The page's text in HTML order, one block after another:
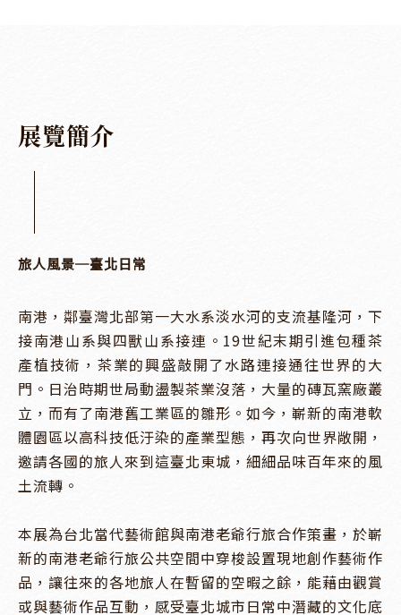
展覽簡介
旅人風景─臺北日常
南港，鄰臺灣北部第一大水系淡水河的支流基隆河，下
接南港山系與四獸山系接連。19世紀末期引進包種茶
產植技術，茶業的興盛敲開了水路連接通往世界的大
門。日治時期世局動盪製茶業沒落，大量的磚瓦窯廠叢
立，而有了南港舊工業區的雛形。如今，嶄新的南港軟
體園區以高科技低汙染的產業型態，再次向世界敞開，
邀請各國的旅人來到這臺北東城，細細品味百年來的風
土流轉。
本展為台北當代藝術館與南港老爺行旅合作策畫，於嶄
新的南港老爺行旅公共空間中穿梭設置現地創作藝術作
品，讓往來的各地旅人在暫留的空暇之餘，能藉由觀賞
或與藝術作品互動，感受臺北城市日常中潛藏的文化底